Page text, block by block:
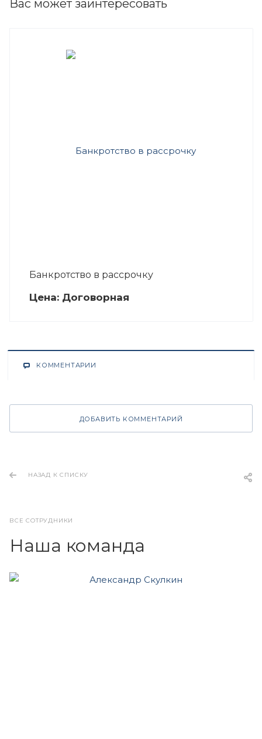
Вас может заинтересовать
Банкротство в рассрочку
Цена: Договорная
КОММЕНТАРИИ
ДОБАВИТЬ КОММЕНТАРИЙ
НАЗАД К СПИСКУ
ВСЕ СОТРУДНИКИ
Наша команда